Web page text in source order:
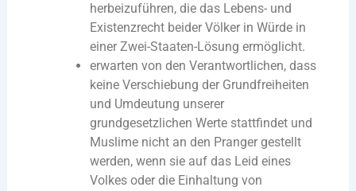
herbeizuführen, die das Lebens- und
Existenzrecht beider Völker in Würde in
einer Zwei-Staaten-Lösung ermöglicht.
erwarten von den Verantwortlichen, dass
keine Verschiebung der Grundfreiheiten
und Umdeutung unserer
grundgesetzlichen Werte stattfindet und
Muslime nicht an den Pranger gestellt
werden, wenn sie auf das Leid eines
Volkes oder die Einhaltung von